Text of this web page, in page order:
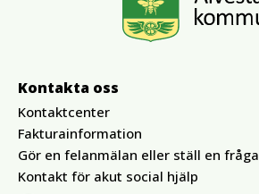
Kontakta oss
Kontaktcenter
Fakturainformation
Gör en felanmälan eller ställ en fråga
Kontakt för akut social hjälp